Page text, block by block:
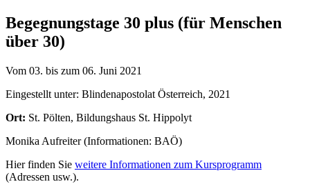
Begegnungstage 30 plus (für Menschen
über 30)
Vom 03. bis zum 06. Juni 2021
Eingestellt unter: Blindenapostolat Österreich, 2021
Ort: St. Pölten, Bildungshaus St. Hippolyt
Monika Aufreiter (Informationen: BAÖ)
Hier finden Sie weitere Informationen zum Kursprogramm
(Adressen usw.).